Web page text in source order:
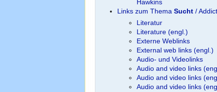
Hawkins
Links zum Thema Sucht/
Literatur
Literature (engl.)
Externe Weblinks
External web links (engl.)
Audio- und Videolinks
Audio and video links
Audio and video links
Audio and video links